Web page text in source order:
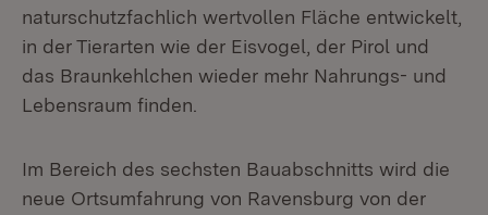
naturschutzfachlich wertvollen Fläche entwickelt,
in der Tierarten wie der Eisvogel, der Pirol und
das Braunkehlchen wieder mehr Nahrungs- und
Lebensraum finden.
Im Bereich des sechsten Bauabschnitts wird die
neue Ortsumfahrung von Ravensburg von der